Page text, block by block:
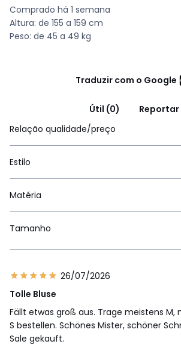
Comprado há 1 semana
Altura: de 155 a 159 cm
Peso: de 45 a 49 kg
Traduzir com o Google
Útil (0)
Reportar
Relação qualidade/preço
Estilo
Matéria
Tamanho
26/07/2026
Tolle Bluse
Fällt etwas groß aus. Trage meistens M,
S bestellen. Schönes Mister, schöner
Sale gekauft.